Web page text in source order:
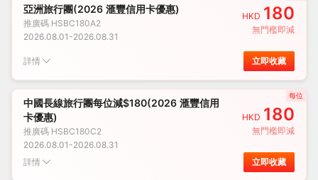
亞洲旅行團(2026 滙豐信用卡優惠)
推廣碼 HSBC180A2
2026.08.01 -2026.08.31
HKD 180
無門檻即減
詳情 立即收藏
中國長線旅行團每位減$180(2026 滙豐信用
卡優惠)
推廣碼 HSBC180C2
2026.08.01 -2026.08.31
HKD 180
無門檻即減
每位
詳情 立即收藏